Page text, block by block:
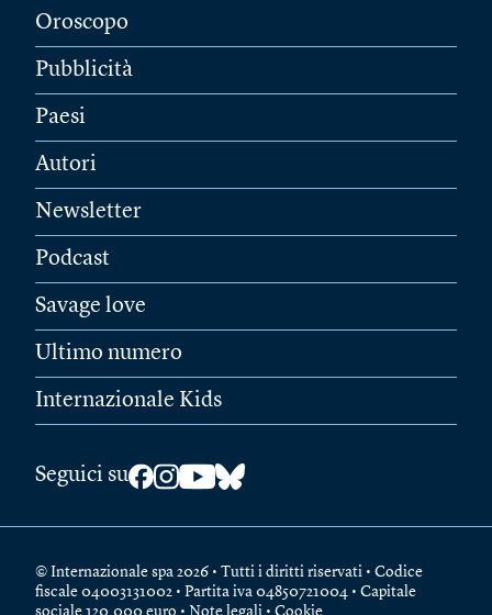
Oroscopo
Pubblicità
Paesi
Autori
Newsletter
Podcast
Savage love
Ultimo numero
Internazionale Kids
Seguici su
© Internazionale spa 2026 • Tutti i diritti riservati • Codice
fiscale 04003131002 • Partita iva 04850721004 • Capitale
sociale 120.000 euro • Note legali • Cookie